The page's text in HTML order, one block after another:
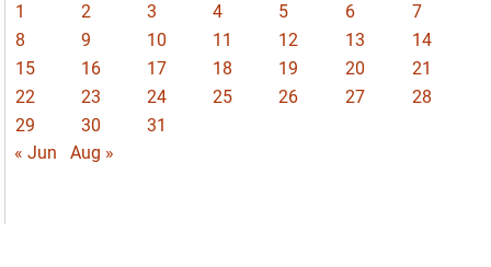
1 2 3 4 5 6
7
8
9 10 11 12 13
14
15
16 17 18 19 20
21
22
23 24 25 26 27
28
29
30
31
« Jun
Aug »